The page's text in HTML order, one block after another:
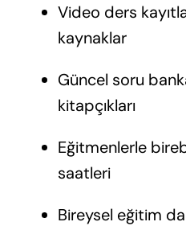
Video ders
kaynaklar
Güncel soru
kitapçıkları
Eğitmenlerle
saatleri
Bireysel eğitim